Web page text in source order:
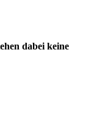
dabei keine